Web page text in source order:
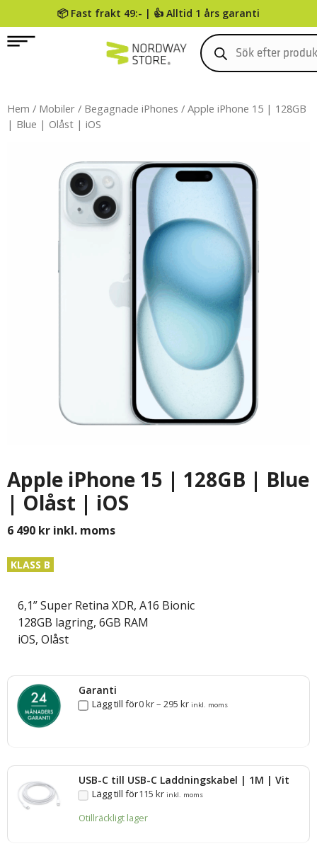
📦 Fast frakt 49:- | 👍 Alltid 1 års garanti
0
Hem / Mobiler / Begagnade iPhones / Apple iPhone 15 | 128GB
| Blue | Olåst | iOS
Apple iPhone 15 | 128GB | Blue
| Olåst | iOS
6 490 kr inkl. moms
KLASS B
6,1” Super Retina XDR, A16 Bionic
128GB lagring, 6GB RAM
iOS, Olåst
Garanti
Lägg till för0kr–295kr inkl. moms
USB-C till USB-C Laddningskabel | 1M | Vit
Lägg till för115kr inkl. moms
Otillräckligt lager